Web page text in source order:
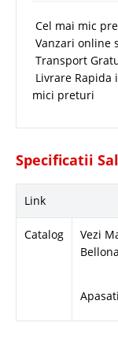
Cel mai mic
Vanzari online
Transport
Livrare Rapida
mici preturi
Specificatii
Link
Catalog
Vezi
Bellona